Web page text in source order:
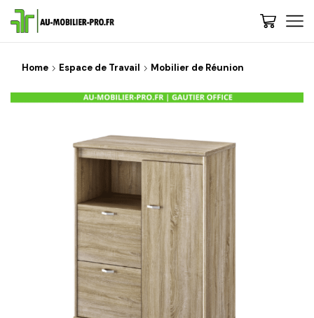
Home Espace de Travail Mobilier de Réunion